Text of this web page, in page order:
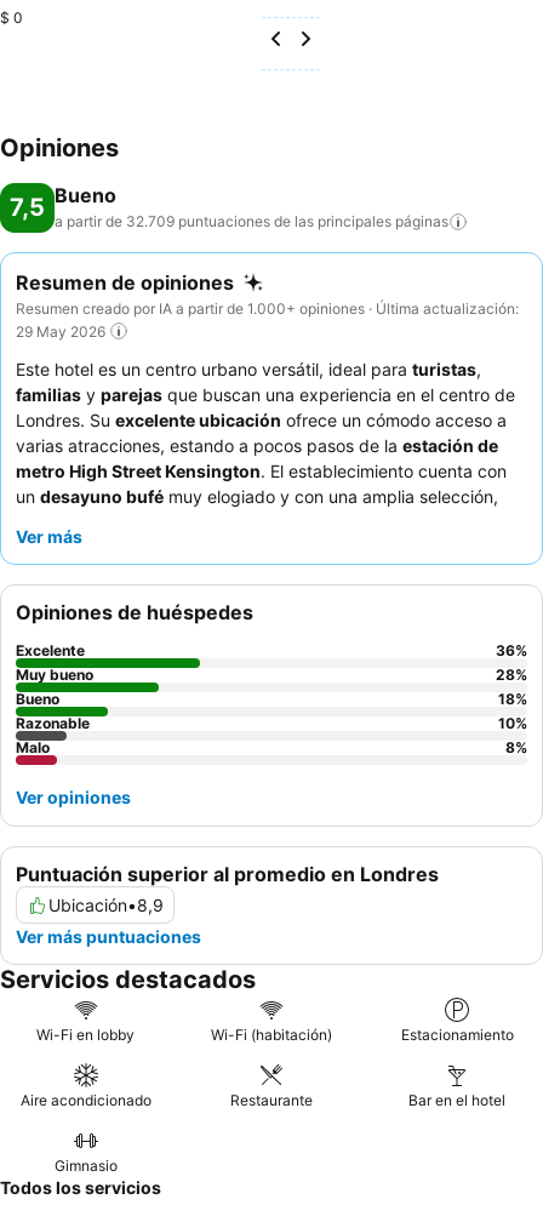
$ 0
Opiniones
7,5 Bueno
a partir de 32.709 puntuaciones de las principales páginas
Resumen de opiniones
Resumen creado por IA a partir de 1.000+ opiniones · Última actualización:
29 May 2026
Este hotel es un centro urbano versátil, ideal para turistas,
familias y parejas que buscan una experiencia en el centro de
Londres. Su excelente ubicación ofrece un cómodo acceso a
varias atracciones, estando a pocos pasos de la estación de
metro High Street Kensington. El establecimiento cuenta con
un desayuno bufé muy elogiado y con una amplia selección,
constantemente al
que buscan una experiencia más tranquila, se recomienda
solicitar una habitación con vistas al jardín.
Ver más
Puntuación superior al promedio en Londres
Ubicación•8,9
Ver más puntuaciones
Opiniones de huéspedes
Excelente 36%
Muy bueno
28%
Bueno
18%
Razonable
10%
Malo
8%
Ver opiniones
Servicios destacados
Wi-Fi en lobby Wi-Fi (habitación) Estacionamiento
Aire acondicionado Restaurante Bar en el hotel
Gimnasio
Todos los servicios